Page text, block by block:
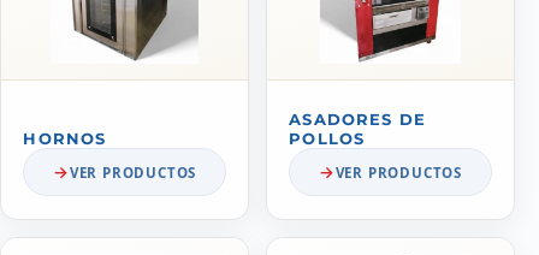
HORNOS
VER PRODUCTOS
ASADORES DE
POLLOS
VER PRODUCTOS